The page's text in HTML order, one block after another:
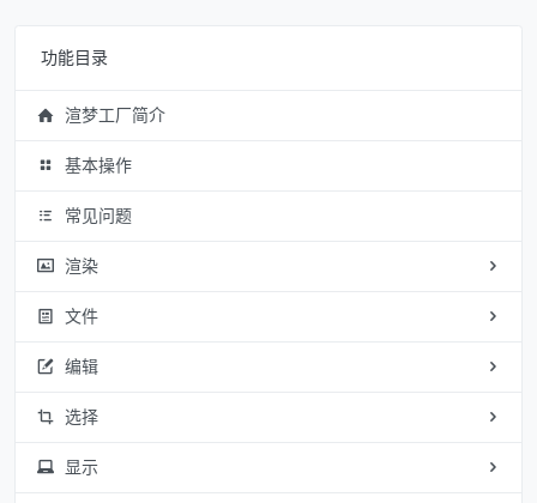
功能目录
渲梦工厂简介
基本操作
常见问题
渲染
文件
编辑
选择
显示